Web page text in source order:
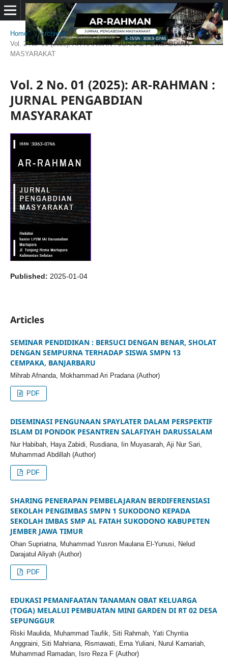
Home / Archives
/
Vol. 2 No. 01 (2025): AR-RAHMAN : JURNAL PENGABDIAN
MASYARAKAT
Vol. 2 No. 01 (2025): AR-RAHMAN :
JURNAL PENGABDIAN
MASYARAKAT
Published: 2025-01-04
Articles
SEMINAR PENDIDIKAN : BERSUCI DENGAN BENAR, SHOLAT
DENGAN SEMPURNA TERHADAP SISWA SMPN 13
CEMPAKA, BANJARBARU
Mihrab Afnanda, Mokhammad Ari Pradana (Author)
PDF
DISEMINASI PENGUNAAN SPAYLATER DALAM PERSPEKTIF
ISLAM DI PONDOK PESANTREN SALAFIYAH DARUSSALAM
Nur Habibah, Haya Zabidi, Rusdiana, Iin Muyasarah, Aji Nur Sari,
Muhammad Abdillah (Author)
PDF
SHARING PENERAPAN PEMBELAJARAN BERDIFERENSIASI
SEKOLAH PENGIMBAS SMPN 1 SUKODONO KEPADA
SEKOLAH IMBAS SMP AL FATAH SUKODONO KABUPETEN
JEMBER JAWA TIMUR
Ohan Supriatna, Muhammad Yusron Maulana El-Yunusi, Nelud
Darajatul Aliyah (Author)
PDF
EDUKASI PEMANFAATAN TANAMAN OBAT KELUARGA
(TOGA) MELALUI PEMBUATAN MINI GARDEN DI RT 02 DESA
SEPUNGGUR
Riski Maulida, Muhammad Taufik, Siti Rahmah, Yati Chyntia
Anggraini, Siti Mahriana, Rismawati, Erna Yuliani, Nurul Kamariah,
Muhammad Ramadan, Isro Reza F (Author)